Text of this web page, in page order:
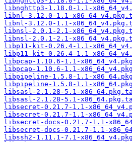
libnghttp3-1.18.0-1.1-
libnl-3.12.0-1.1-
libnl-3.12.0-1.1-
libnsl-2.0.1-2.1-
libnsl-2.0.1-2.1-
libp11-kit-0.26.4-1.1-
libp11-kit-0.26.4-1.1-
libpcap-1.10.6-1.1-
libpcap-1.10.6-1.1-
libpipeline-1.5.8-1.1-
libpipeline-1.5.8-1.1-
libsasl-2.1.28-5.1-
libsasl-2.1.28-5.1-
libsecret-0.21.7-1.1-
libsecret-0.21.7-1.1-
libsecret-docs-0.21.7-1.1-
libsecret-docs-0.21.7-1.1-
libssh2-1.11.1-7.1-